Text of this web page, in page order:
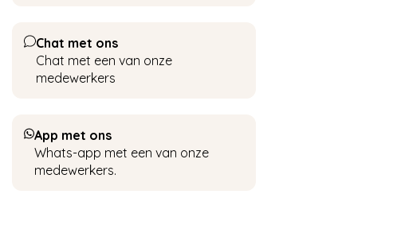
Chat met ons
Chat met een van onze
medewerkers
App met ons
Whats-app met een van onze
medewerkers.